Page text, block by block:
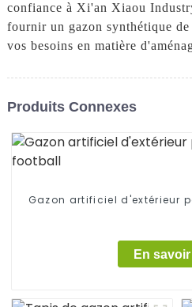
confiance à Xi'an Xiaou
fournir un gazon synthétique
vos besoins en matière
Produits Connexes
Gazon artificiel d'extérieur
En